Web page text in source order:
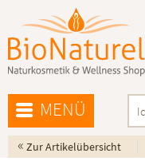
MENÜ
« Zur Artikelübersicht